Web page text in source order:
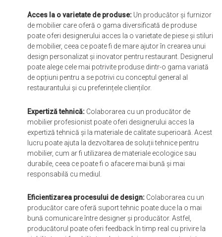
Acces la o varietate de produse: Un producător și furnizor
de mobilier care oferă o gama diversificată de produse
poate oferi designerului acces la o varietate de piese și stiluri
de mobilier, ceea ce poate fi de mare ajutor în crearea unui
design personalizat și inovator pentru restaurant. Designerul
poate alege cele mai potrivite produse dintr-o gama variată
de opțiuni pentru a se potrivi cu conceptul general al
restaurantului și cu preferințele clienților.
Expertiză tehnică: Colaborarea cu un producător de
mobilier profesionist poate oferi designerului acces la
expertiză tehnică și la materiale de calitate superioară. Acest
lucru poate ajuta la dezvoltarea de soluții tehnice pentru
mobilier, cum ar fi utilizarea de materiale ecologice sau
durabile, ceea ce poate fi o afacere mai bună și mai
responsabilă cu mediul.
Eficientizarea procesului de design: Colaborarea cu un
producător care oferă suport tehnic poate duce la o mai
bună comunicare între designer și producător. Astfel,
producătorul poate oferi feedback în timp real cu privire la